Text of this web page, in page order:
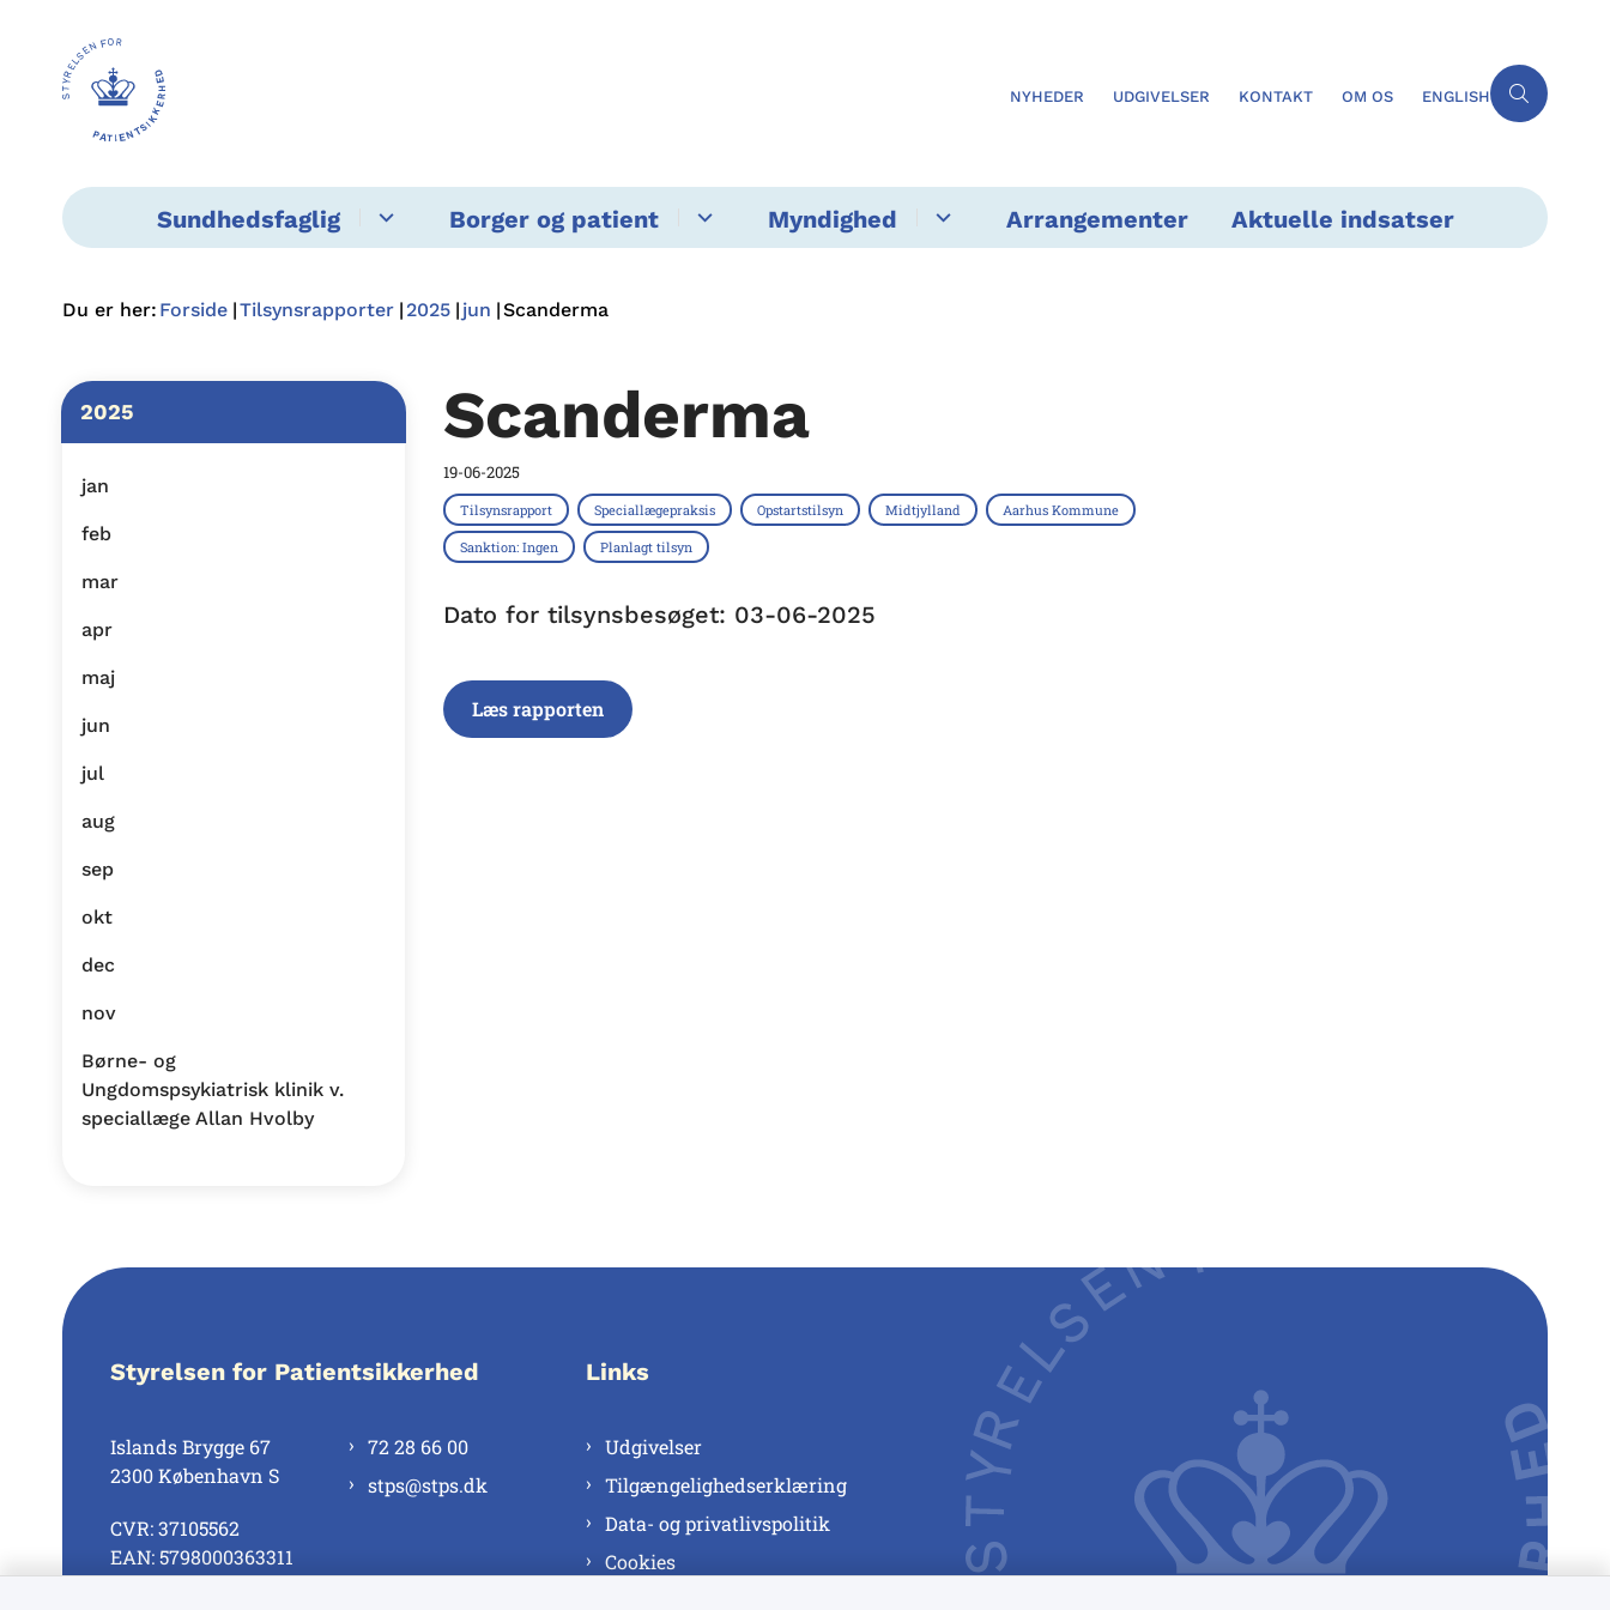
NYHEDER UDGIVELSER KONTAKT OM OS ENGLISH
Sundhedsfaglig Borger og patient Myndighed Arrangementer Aktuelle indsatser
Du er her: Forside Tilsynsrapporter 2025 jun Scanderma
2025
jan
feb
mar
apr
maj
jun
jul
aug
sep
okt
dec
nov
Børne- og
Ungdomspsykiatrisk klinik v.
speciallæge Allan Hvolby
Scanderma
19-06-2025
Tilsynsrapport Speciallægepraksis Opstartstilsyn Midtjylland Aarhus Kommune
Sanktion: Ingen Planlagt tilsyn
Dato for tilsynsbesøget: 03-06-2025
Læs rapporten
Styrelsen for Patientsikkerhed
Islands Brygge 67
2300 København S
CVR: 37105562
EAN: 5798000363311
72 28 66 00
stps@stps.dk
Links
Udgivelser
Tilgængelighedserklæring
Data- og privatlivspolitik
Cookies